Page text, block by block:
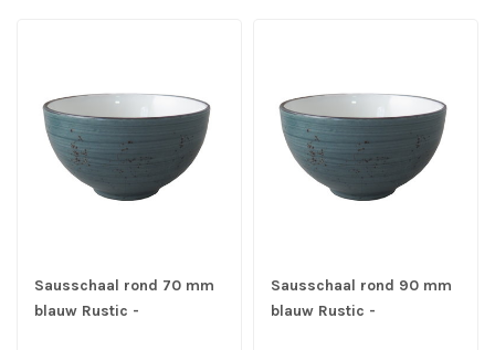
Sausschaal rond 70 mm
blauw Rustic -
Sausschaal rond 90 mm
blauw Rustic -